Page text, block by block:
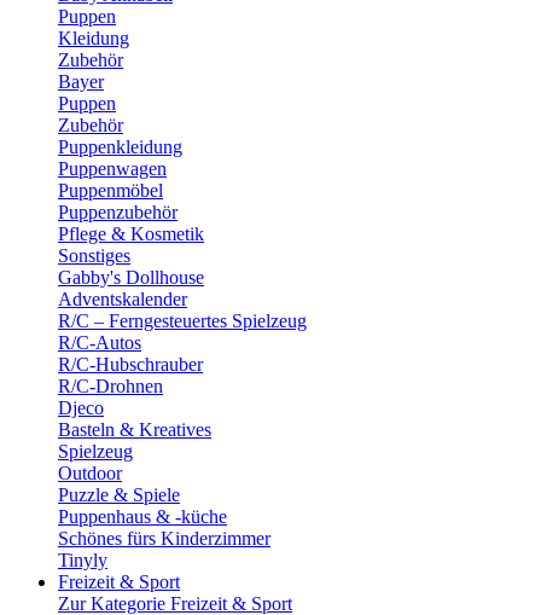
Puppen
Kleidung
Zubehör
Bayer
Puppen
Zubehör
Puppenkleidung
Puppenwagen
Puppenmöbel
Puppenzubehör
Pflege & Kosmetik
Sonstiges
Gabby's Dollhouse
Adventskalender
R/C – Ferngesteuertes Spielzeug
R/C-Autos
R/C-Hubschrauber
R/C-Drohnen
Djeco
Basteln & Kreatives
Spielzeug
Outdoor
Puzzle & Spiele
Puppenhaus & -küche
Schönes fürs Kinderzimmer
Tinyly
Freizeit & Sport
Zur Kategorie Freizeit & Sport